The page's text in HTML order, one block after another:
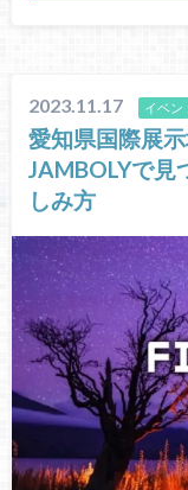
2023.11.17 イベン
愛知県国際展
JAMBOLYで見
しみ方